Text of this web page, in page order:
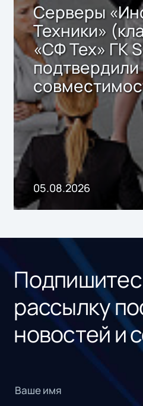
Серверы
Техники»
«СФ Тех» ГК
подтвердили
решением
Storage 2.x
хранения
05.08.2026
рассылку
новостей и